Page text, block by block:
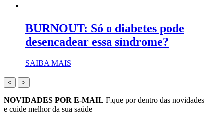
BURNOUT: Só o diabetes pode
desencadear essa síndrome?
SAIBA MAIS
< >
NOVIDADES POR E-MAIL Fique por dentro das novidades
e cuide melhor da sua saúde